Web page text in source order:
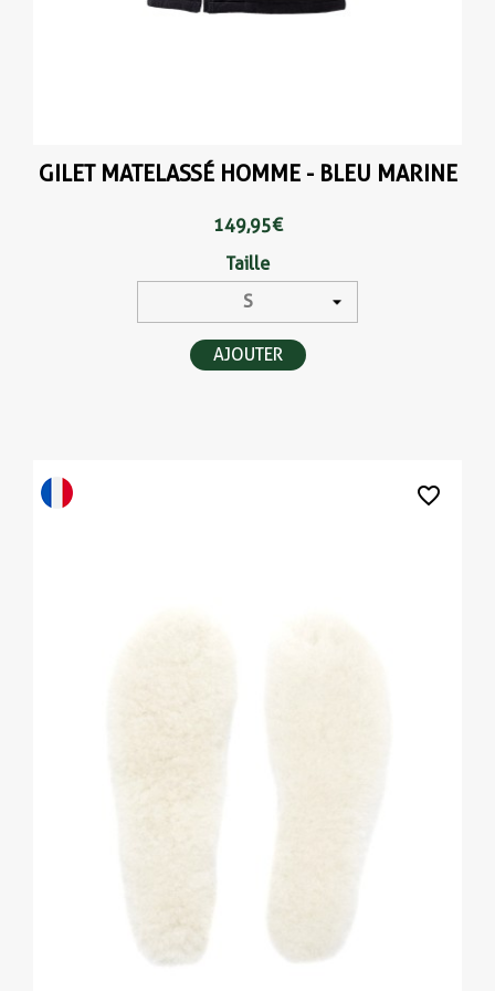
GILET MATELASSÉ HOMME - BLEU MARINE
149,95 €
Taille
AJOUTER
favorite_border